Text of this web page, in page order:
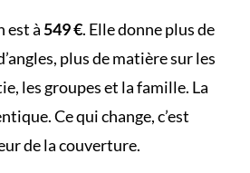
est à549 €. Elle donne plus de
plus de matière sur les
les groupes et la famille. La
Ce qui change, c’est
de la couverture.